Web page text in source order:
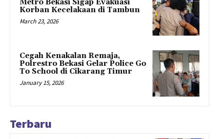
Metro Bekasi Sigap Evakuasi
Korban Kecelakaan di Tambun
March 23, 2026
Cegah Kenakalan Remaja,
Polrestro Bekasi Gelar Police Go
To School di Cikarang Timur
January 15, 2026
Terbaru